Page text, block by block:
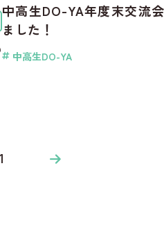
中高生DO-YA年度末交流
ました！
中高生DO-YA